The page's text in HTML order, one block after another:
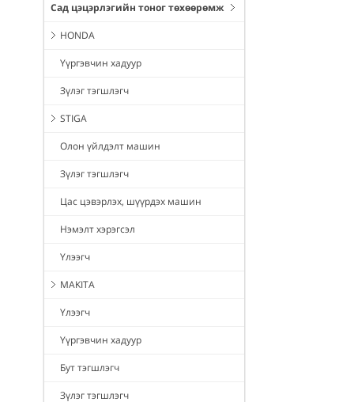
Сад цэцэрлэгийн тоног төхөөрөмж
HONDA
Үүргэвчин хадуур
Зүлэг тэгшлэгч
STIGA
Олон үйлдэлт машин
Зүлэг тэгшлэгч
Цас цэвэрлэх, шүүрдэх машин
Нэмэлт хэрэгсэл
Үлээгч
MAKITA
Үлээгч
Үүргэвчин хадуур
Бут тэгшлэгч
Зүлэг тэгшлэгч